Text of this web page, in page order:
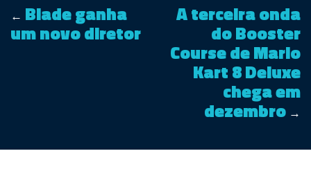
← Blade ganha
um novo diretor
A terceira onda
do Booster
Course de Mario
Kart 8 Deluxe
chega em
dezembro →